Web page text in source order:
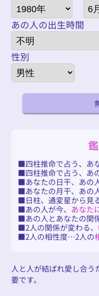
あの人の出生時間
性別
四柱推命で占う、あ
四柱推命で占う、あ
あなたの日干、あの
あなたの月干、あの
日柱、通変星から見
あの人が今、 あなた
あの人とあなたの関
2人の関係が変わる、
2人の相性度…2人の
人と人が結ばれ愛し合う
要です。